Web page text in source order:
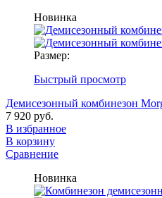
Новинка
Размер:
Быстрый просмотр
Демисезонный комбинезон
7 920 руб.
В избранное
В корзину
Сравнение
Новинка